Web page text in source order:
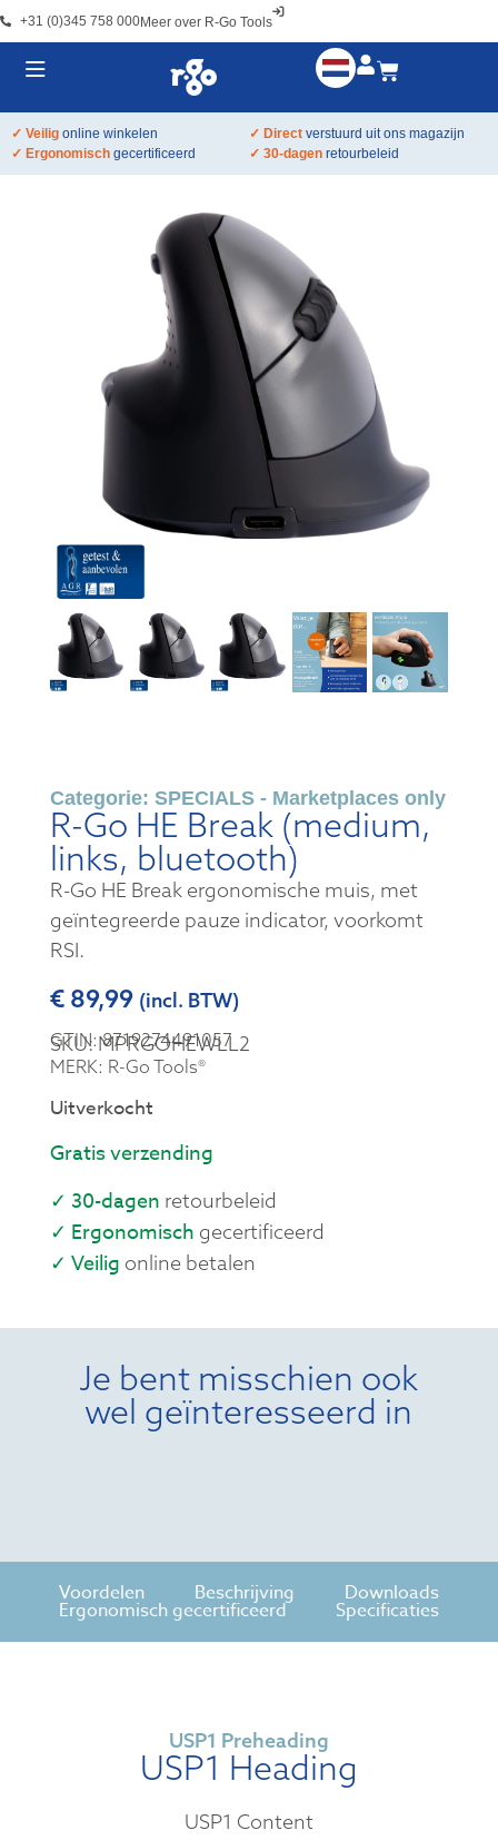
+31 (0)345 758 000Meer over R-Go Tools
✓ Veilig online winkelen ✓ Direct verstuurd uit ons magazijn
✓ Ergonomisch gecertificeerd ✓ 30-dagen retourbeleid
Categorie: SPECIALS - Marketplaces only
R-Go HE Break (medium,
links, bluetooth)
R-Go HE Break ergonomische muis, met
geïntegreerde pauze indicator, voorkomt
RSI.
€89,99 (incl. BTW)
SKU: MPRGOHEWLL2
GTIN: 8719274491057
MERK: R-Go Tools®
Uitverkocht
Gratis verzending
✓ 30-dagen retourbeleid
✓ Ergonomisch gecertificeerd
✓ Veilig online betalen
Je bent misschien ook
wel geïnteresseerd in
Voordelen Beschrijving Downloads
Ergonomisch gecertificeerd Specificaties
USP1 Preheading
USP1 Heading
USP1 Content